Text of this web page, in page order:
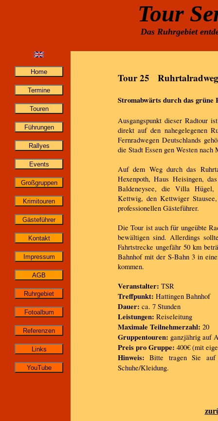
Tour
Das Ruhrgebiet
Tour 25
Stromabwärts durch das grüne
Ausgangspunkt dieser Radtour
direkt auf den nahegelegenen
Fernradwegen Deutschlands
die Stadt Essen gen Westen nach
Auf dem Weg durch das
Hexenpoth, Haus Heisingen,
Baldeneysee, die Villa Hügel,
Kettwig, den Kettwiger
professionellen Gästeführer.
Die Tour ist auch für ungeübte
bewältigen sind. Allerdings
Fahrtstrecke ungefähr 50 km
Bahnhof mit der S-Bahn 3 in
kommen.
Veranstalter: TSR
Treffpunkt: Hattingen Bahnhof
Dauer: ca. 7 Stunden
Leistungen: Reiseleitung
Maximale Teilnehmerzahl: 20
Gruppentouren: ganzjährig auf
Preis pro Gruppe: 400€ (mit
Hinweis: Bitte tragen Sie auf
Schuhe/Kleidung.